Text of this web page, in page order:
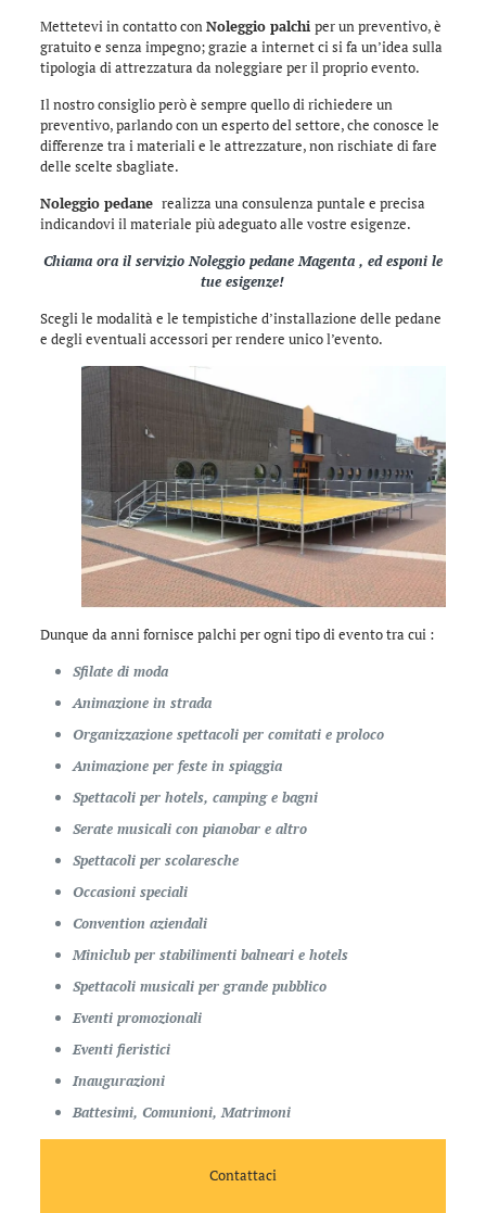
Mettetevi in contatto conNoleggio palchi per un preventivo, è
gratuito e senza impegno; grazie a internet ci si fa un’idea sulla
tipologia di attrezzatura da noleggiare per il proprio evento.
Il nostro consiglio però è sempre quello di richiedere un
preventivo, parlando con un esperto del settore, che conosce le
differenze tra i materiali e le attrezzature, non rischiate di fare
delle scelte sbagliate.
Noleggio pedane realizza una consulenza puntale e precisa
indicandovi il materiale più adeguato alle vostre esigenze.
Chiama ora il servizio Noleggio pedane Magenta , ed esponi le
tue esigenze!
Scegli le modalità e le tempistiche d’installazione delle pedane
e degli eventuali accessori per rendere unico l’evento.
Dunque da anni fornisce palchi per ogni tipo di evento tra cui :
Sfilate di moda
Animazione in strada
Organizzazione spettacoli per comitati e proloco
Animazione per feste in spiaggia
Spettacoli per hotels, camping e bagni
Serate musicali con pianobar e altro
Spettacoli per scolaresche
Occasioni speciali
Convention aziendali
Miniclub per stabilimenti balneari e hotels
Spettacoli musicali per grande pubblico
Eventi promozionali
Eventi fieristici
Inaugurazioni
Battesimi, Comunioni, Matrimoni
Contattaci